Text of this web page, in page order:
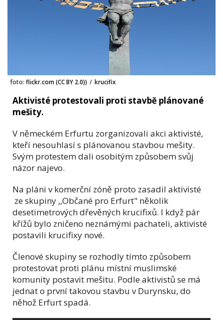
foto: flickr.com (CC BY 2.0)) / krucifix
Aktivisté protestovali proti stavbě plánované
mešity.
V německém Erfurtu zorganizovali akci aktivisté,
kteří nesouhlasí s plánovanou stavbou mešity.
Svým protestem dali osobitým způsobem svůj
názor najevo.
Na pláni v komerční zóně proto zasadil aktivisté
ze skupiny ,,Občané pro Erfurt" několik
desetimetrových dřevěných krucifixů. I když pár
křížů bylo zničeno neznámými pachateli, aktivisté
postavili krucifixy nové.
Členové skupiny se rozhodly tímto způsobem
protestovat proti plánu místní muslimské
komunity postavit mešitu. Podle aktivistů se má
jednat o první takovou stavbu v Durynsku, do
něhož Erfurt spadá.